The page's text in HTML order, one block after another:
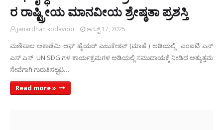
ರ ರಾಷ್ಟ್ರೀಯ ಮಾನವೀಯ ಶ್ರೇಷ್ಠತಾ ಪ್ರಶಸ್ತಿ
janardhan kodavoor ಆಗಸ್ಟ್ 17, 2025
ಮಣಿಪಾಲ ಅಕಾಡೆಮಿ ಆಫ್ ಹೈಯರ್ ಎಜುಕೇಶನ್ (ಮಾಹೆ ) ಅಡಿಯಲ್ಲಿ ಎ೦ಐಟಿ ಎನ್
ಎಸ್ ಎಸ್ UN SDG ಗಳ ಕಾರ್ಯಕ್ರಮಗಳ ಅಡಿಯಲ್ಲಿ ಸಮುದಾಯಕ್ಕೆ ನೀಡಿದ ಅತ್ಯುತ್ತಮ
ಸೇವೆಗಾಗಿ ಗುರುತಿಸಲ್ಪಟ…
Read more »